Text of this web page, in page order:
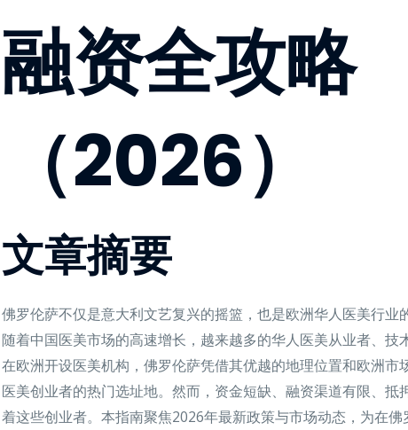
融资全攻略
（2026）
文章摘要
佛罗伦萨不仅是意大利文艺复兴的摇篮，也是欧洲华人医美行业
随着中国医美市场的高速增长，越来越多的华人医美从业者、技
在欧洲开设医美机构，佛罗伦萨凭借其优越的地理位置和欧洲市
医美创业者的热门选址地。然而，资金短缺、融资渠道有限、抵
着这些创业者。本指南聚焦2026年最新政策与市场动态，为在